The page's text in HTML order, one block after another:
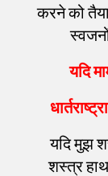
करने को
यदि
धार्तराष्ट्रा
यदि मुझ
शस्त्र